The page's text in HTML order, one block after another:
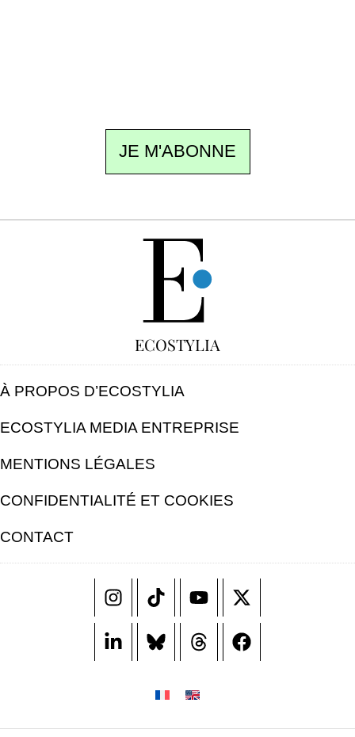
JE M'ABONNE
ECOSTYLIA
À PROPOS D’ECOSTYLIA
ECOSTYLIA MEDIA ENTREPRISE
MENTIONS LÉGALES
CONFIDENTIALITÉ ET COOKIES
CONTACT